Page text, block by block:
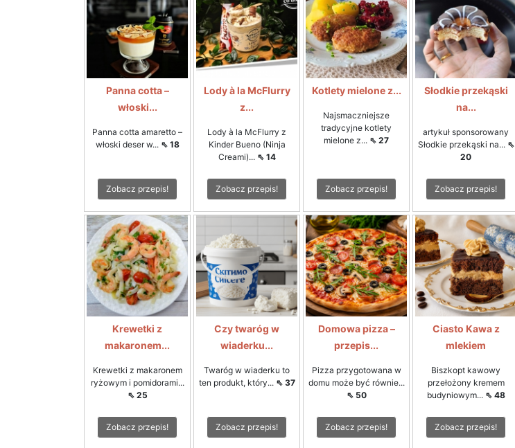
Panna cotta –
włoski...
Panna cotta amaretto –
włoski deser w... ⇖ 18
Zobacz przepis!
Lody à la McFlurry
z...
Lody à la McFlurry z
Kinder Bueno (Ninja
Creami)... ⇖ 14
Zobacz przepis!
Kotlety mielone z...
Najsmaczniejsze
tradycyjne kotlety
mielone z... ⇖ 27
Zobacz przepis!
Słodkie przekąski
na...
artykuł sponsorowany
Słodkie przekąski na... ⇖
20
Zobacz przepis!
Krewetki z
makaronem...
Krewetki z makaronem
ryżowym i pomidorami...
⇖ 25
Zobacz przepis!
Czy twaróg w
wiaderku...
Twaróg w wiaderku to
ten produkt, który... ⇖ 37
Zobacz przepis!
Domowa pizza –
przepis...
Pizza przygotowana w
domu może być równie...
⇖ 50
Zobacz przepis!
Ciasto Kawa z
mlekiem
Biszkopt kawowy
przełożony kremem
budyniowym... ⇖ 48
Zobacz przepis!